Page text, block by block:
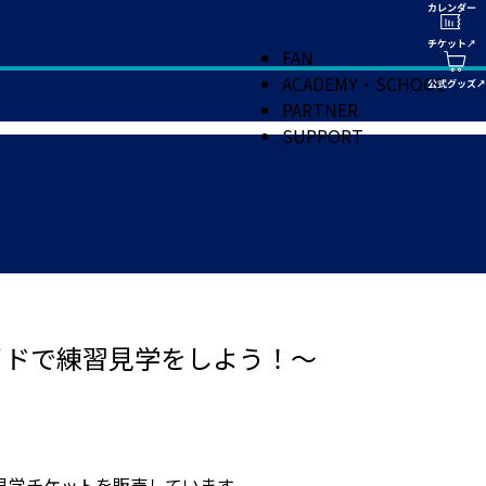
FAN
ACADEMY・SCHOOL
PARTNER
SUPPORT
で練習見学をしよう！～